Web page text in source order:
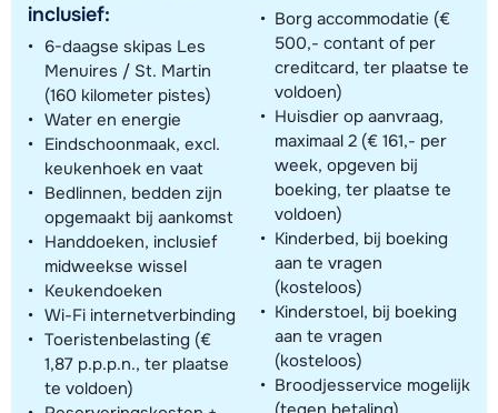
inclusief:
6-daagse skipas Les
Menuires / St. Martin
(160 kilometer pistes)
Water en energie
Eindschoonmaak, excl.
keukenhoek en vaat
Bedlinnen, bedden zijn
opgemaakt bij aankomst
Handdoeken, inclusief
midweekse wissel
Keukendoeken
Wi-Fi internetverbinding
Toeristenbelasting (€
1,87 p.p.p.n., ter plaatse
te voldoen)
Borg accommodatie (€
500,- contant of per
creditcard, ter plaatse te
voldoen)
Huisdier op aanvraag,
maximaal 2 (€ 161,- per
week, opgeven bij
boeking, ter plaatse te
voldoen)
Kinderbed, bij boeking
aan te vragen
(kosteloos)
Kinderstoel, bij boeking
aan te vragen
(kosteloos)
Broodjesservice mogelijk